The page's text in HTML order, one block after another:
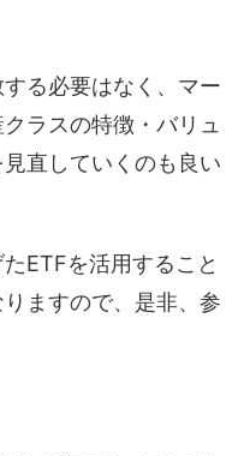
る必要はなく、マー
ラスの特徴・バリュ
直していくのも良い
ETFを活用すること
ますので、是非、参